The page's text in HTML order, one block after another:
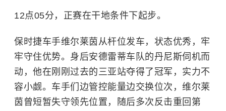
12点05分，正赛在干地条件下起步。
保时捷车手维尔莱茵从杆位发车，状态优秀，牢
牢守住优势。身后安德雷蒂车队的丹尼斯伺机而
动，他在刚刚过去的三亚站夺得了冠军，实力不
容小觑。车手们边管控能量边交换位次，维尔莱
茵曾短暂失守领先位置，随后多次反击重回第